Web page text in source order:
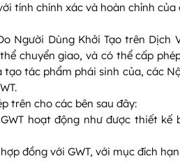
tính chính xác và hoàn chỉnh
Người Dùng Khởi Tạo trên Dịch
chuyển giao, và có thể cấp
tác phẩm phái sinh của, các
trên cho các bên sau đây:
hoạt động như được thiết
đồng với GWT, với mục đích